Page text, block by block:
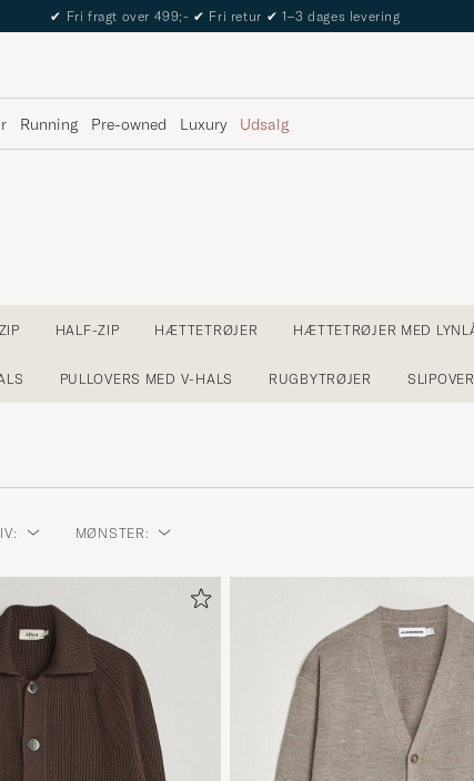
The Care of Carl Passport
Running Pre-owned Luxury Udsalg
HALF-ZIP HÆTTETRØJER HÆTTETRØJER MED
PULLOVERS MED V-HALS RUGBYTRØJER
MØNSTER: